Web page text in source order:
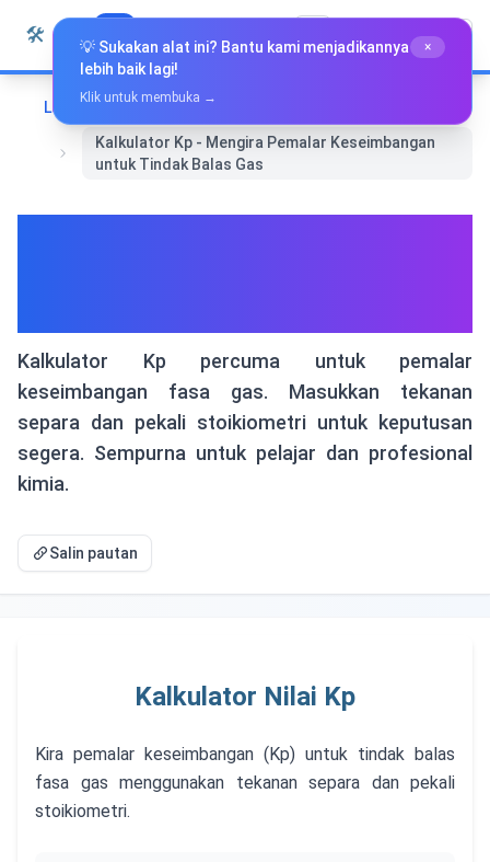
Langkau ke kandungan
🛠️ Whiz Tools Bahasa Melayu
Laman Utama
Alat Khas
Kalkulator Kp - Mengira Pemalar Keseimbangan
untuk Tindak Balas Gas
Kalkulator Kp percuma untuk pemalar
keseimbangan fasa gas. Masukkan tekanan
separa dan pekali stoikiometri untuk keputusan
segera. Sempurna untuk pelajar dan profesional
kimia.
Salin pautan
Kalkulator Nilai Kp
Kira pemalar keseimbangan (Kp) untuk tindak balas
fasa gas menggunakan tekanan separa dan pekali
stoikiometri.
💡 Sukakan alat ini? Bantu kami menjadikannya
lebih baik lagi!
×
Klik untuk membuka →